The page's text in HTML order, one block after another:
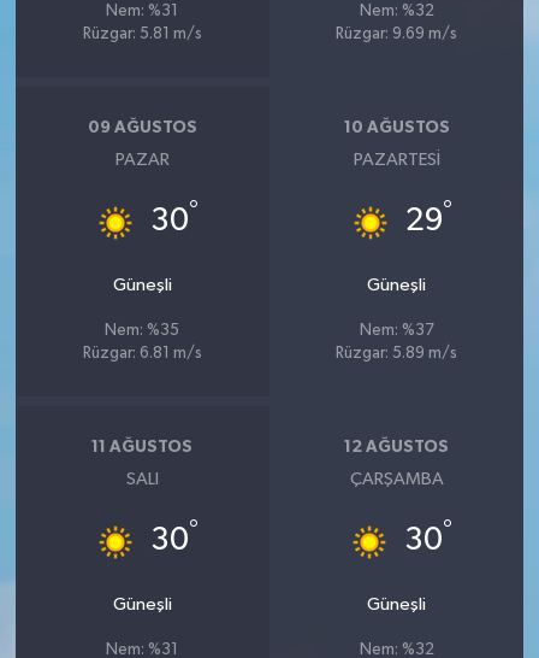
Nem: %31
Rüzgar: 5.81 m/s
Nem: %32
Rüzgar: 9.69 m/s
09 AĞUSTOS
PAZAR
30°
Güneşli
Nem: %35
Rüzgar: 6.81 m/s
10 AĞUSTOS
PAZARTESI
29°
Güneşli
Nem: %37
Rüzgar: 5.89 m/s
11 AĞUSTOS
SALI
30°
Güneşli
Nem: %31
12 AĞUSTOS
ÇARŞAMBA
30°
Güneşli
Nem: %32